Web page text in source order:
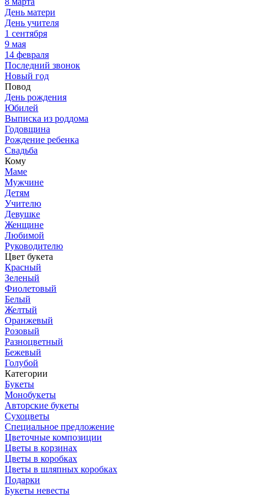
День матери
День учителя
1 сентября
9 мая
14 февраля
Последний звонок
Новый год
Повод
День рождения
Юбилей
Выписка из роддома
Годовщина
Рождение ребенка
Свадьба
Кому
Маме
Мужчине
Детям
Учителю
Девушке
Женщине
Любимой
Руководителю
Цвет букета
Красный
Зеленый
Фиолетовый
Белый
Желтый
Оранжевый
Розовый
Разноцветный
Бежевый
Голубой
Категории
Букеты
Монобукеты
Авторские букеты
Сухоцветы
Специальное предложение
Цветочные композиции
Цветы в корзинах
Цветы в коробках
Цветы в шляпных коробках
Подарки
Букеты невесты